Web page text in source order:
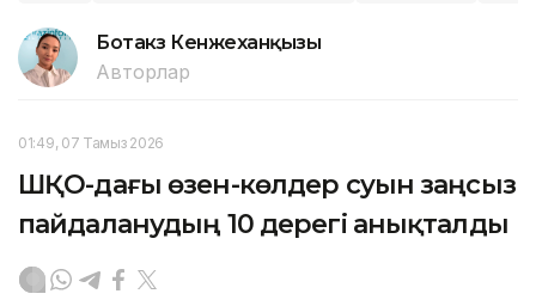
Ботакөз Кенжеханқызы
Авторлар
01:49, 07 Тамыз 2026
ШҚО-дағы өзен-көлдер суын заңсыз
пайдаланудың 10 дерегі анықталды